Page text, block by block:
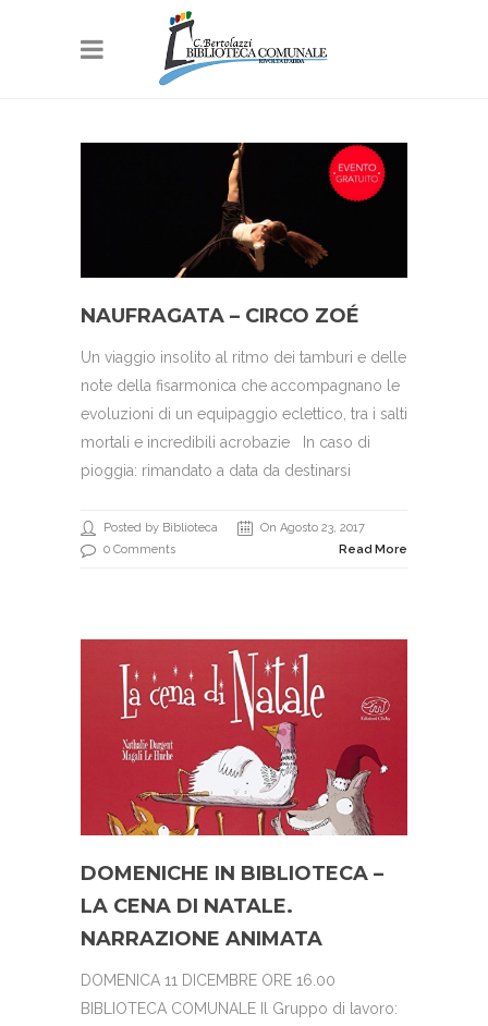
NAUFRAGATA – CIRCO ZOÉ
Un viaggio insolito al ritmo dei tamburi e delle
note della fisarmonica che accompagnano le
evoluzioni di un equipaggio eclettico, tra i salti
mortali e incredibili acrobazie In caso di
pioggia: rimandato a data da destinarsi
Posted by Biblioteca
On Agosto 23, 2017
0 Comments
Read More
DOMENICHE IN BIBLIOTECA –
LA CENA DI NATALE.
NARRAZIONE ANIMATA
DOMENICA 11 DICEMBRE ORE 16.00
BIBLIOTECA COMUNALE Il Gruppo di lavoro: